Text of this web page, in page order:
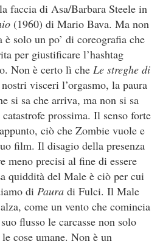
faccia di Asa/Barbara Steele in
(1960) di Mario Bava. Ma non
solo un po’ di coreografia che
per giustificare l’hashtag
Non è certo lì che Le streghe di
visceri l’orgasmo, la paura
si sa che arriva, ma non si sa
prossima. Il senso forte
ciò che Zombie vuole e
film. Il disagio della presenza
meno precisi al fine di essere
quiddità del Male è ciò per cui
di Paura di Fulci. Il Male
come un vento che comincia
flusso le carcasse non solo
cose umane. Non è un